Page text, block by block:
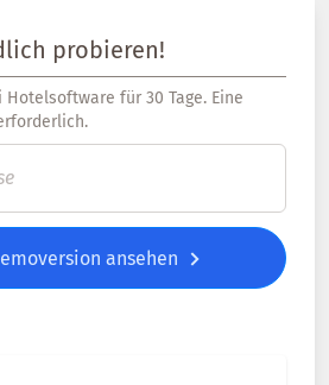
probieren!
für 30 Tage. Eine
ansehen